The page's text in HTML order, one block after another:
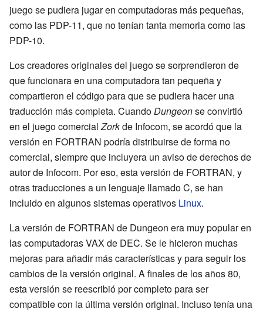
juego se pudiera jugar en computadoras más pequeñas,
como las PDP-11, que no tenían tanta memoria como las
PDP-10.
Los creadores originales del juego se sorprendieron de
que funcionara en una computadora tan pequeña y
compartieron el código para que se pudiera hacer una
traducción más completa. CuandoDungeonse convirtió
en el juego comercialZorkde Infocom, se acordó que la
versión en FORTRAN podría distribuirse de forma no
comercial, siempre que incluyera un aviso de derechos de
autor de Infocom. Por eso, esta versión de FORTRAN, y
otras traducciones a un lenguaje llamado C, se han
incluido en algunos sistemas operativos Linux.
La versión de FORTRAN de Dungeon era muy popular en
las computadoras VAX de DEC. Se le hicieron muchas
mejoras para añadir más características y para seguir los
cambios de la versión original. A finales de los años 80,
esta versión se reescribió por completo para ser
compatible con la última versión original. Incluso tenía una